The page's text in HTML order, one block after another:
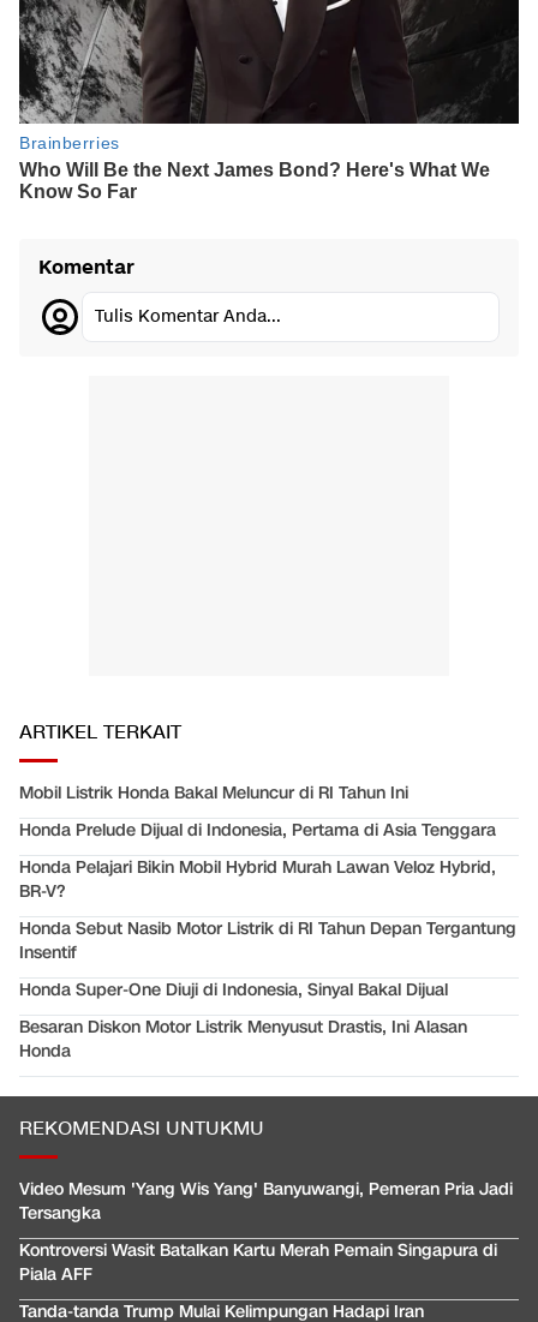
Komentar
Tulis Komentar Anda...
ARTIKEL TERKAIT
Mobil Listrik Honda Bakal Meluncur di RI Tahun Ini
Honda Prelude Dijual di Indonesia, Pertama di Asia Tenggara
Honda Pelajari Bikin Mobil Hybrid Murah Lawan Veloz Hybrid,
BR-V?
Honda Sebut Nasib Motor Listrik di RI Tahun Depan Tergantung
Insentif
Honda Super-One Diuji di Indonesia, Sinyal Bakal Dijual
Besaran Diskon Motor Listrik Menyusut Drastis, Ini Alasan
Honda
REKOMENDASI UNTUKMU
Video Mesum 'Yang Wis Yang' Banyuwangi, Pemeran Pria Jadi
Tersangka
Kontroversi Wasit Batalkan Kartu Merah Pemain Singapura di
Piala AFF
Tanda-tanda Trump Mulai Kelimpungan Hadapi Iran